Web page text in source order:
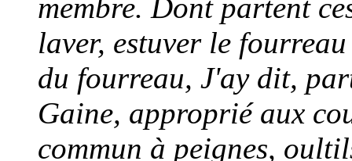
membre. Dont partent
laver, estuver le
du fourreau, J'ay dit,
Gaine, approprié aux
commun à peignes,